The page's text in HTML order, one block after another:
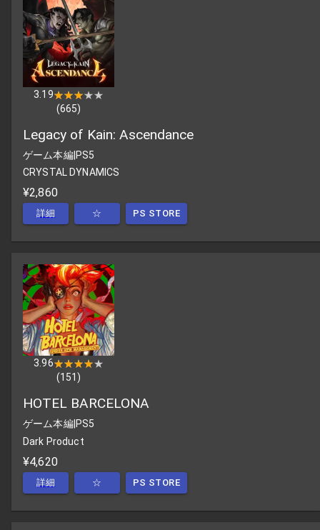
3.19★★★★★
★★★★★
(665)
Legacy of Kain: Ascendance
ゲーム本編|PS5
CRYSTAL DYNAMICS
¥2,860
詳細 ☆ PS STORE
3.96★★★★★
★★★★★
(151 )
HOTEL BARCELONA
ゲーム本編| PS5
Dark Product
¥4,620
詳細 ☆ PS STORE